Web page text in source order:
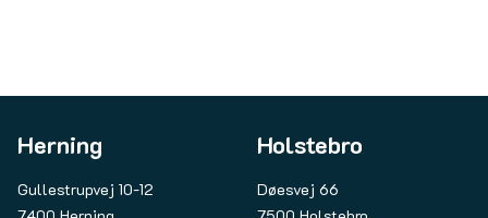
Herning
Gullestrupvej 10-12
Holstebro
Døesvej 66